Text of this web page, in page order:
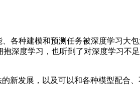
种建模和预测任务被深度学习大
深度学习，也听到了对深度学习不
发展，以及可以和各种模型配合